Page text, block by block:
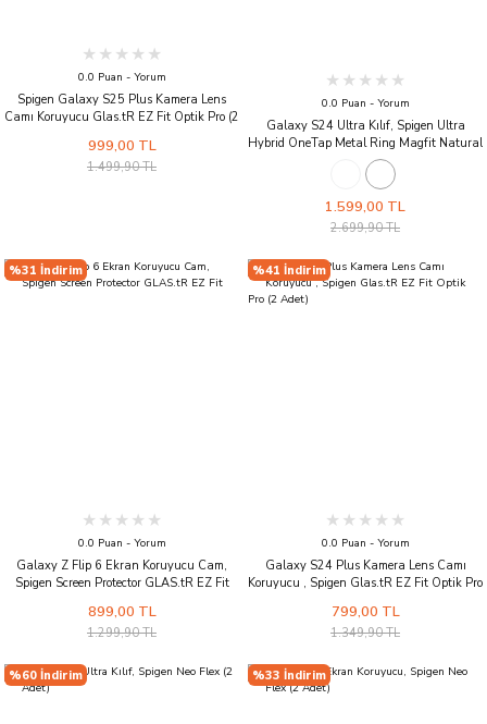
0.0 Puan - Yorum
Spigen Galaxy S25 Plus Kamera Lens
Camı Koruyucu Glas.tR EZ Fit Optik Pro (2
999,00 TL
1.499,90 TL
0.0 Puan - Yorum
Galaxy S24 Ultra Kılıf, Spigen Ultra
Hybrid OneTap Metal Ring Magfit Natural
Titanium
1.599,00 TL
2.699,90 TL
%31 İndirim
0.0 Puan - Yorum
Galaxy Z Flip 6 Ekran Koruyucu Cam,
Spigen Screen Protector GLAS.tR EZ Fit
899,00 TL
1.299,90 TL
%41 İndirim
0.0 Puan - Yorum
Galaxy S24 Plus Kamera Lens Camı
Koruyucu , Spigen Glas.tR EZ Fit Optik Pro
799,00 TL
1.349,90 TL
%60 İndirim %33 İndirim